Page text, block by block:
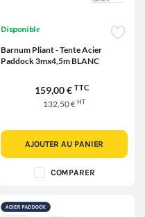
Disponible
Barnum Pliant - Tente Acier
Paddock 3mx4,5m BLANC
159,00 € TTC
132,50 €HT
AJOUTER AU PANIER
COMPARER